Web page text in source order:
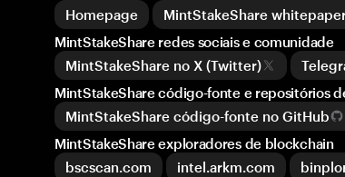
Homepage
MintStakeShare
MintStakeShare redes sociais e comunidade
MintStakeShare no X (Twitter)
MintStakeShare código-fonte e repositórios
MintStakeShare código-fonte no GitHub
MintStakeShare exploradores de blockchain
bscscan.com
intel.arkm.com